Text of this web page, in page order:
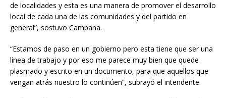
de localidades y esta es una manera de promover el desarrollo
local de cada una de las comunidades y del partido en
general”, sostuvo Campana.
“Estamos de paso en un gobierno pero esta tiene que ser una
línea de trabajo y por eso me parece muy bien que quede
plasmado y escrito en un documento, para que aquellos que
vengan atrás nuestro lo continúen”, subrayó el intendente.